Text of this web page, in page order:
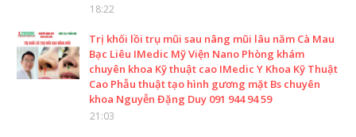
18:22
Trị khối lồi trụ mũi sau nâng mũi lâu năm Cà Mau
Bạc Liêu IMedic Mỹ Viện Nano Phòng khám
chuyên khoa Kỹ thuật cao IMedic Y Khoa Kỹ Thuật
Cao Phẫu thuật tạo hình gương mặt Bs chuyên
khoa Nguyễn Đặng Duy 091 944 94 59
21:03